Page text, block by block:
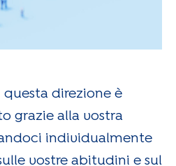
questa direzione è
grazie alla vostra
individualmente
vostre abitudini e sul